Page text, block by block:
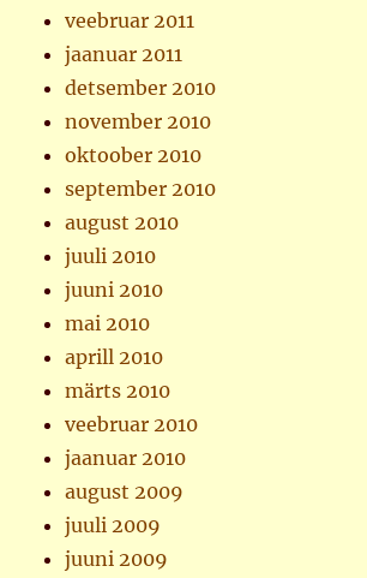
veebruar 2011
jaanuar 2011
detsember 2010
november 2010
oktoober 2010
september 2010
august 2010
juuli 2010
juuni 2010
mai 2010
aprill 2010
märts 2010
veebruar 2010
jaanuar 2010
august 2009
juuli 2009
juuni 2009